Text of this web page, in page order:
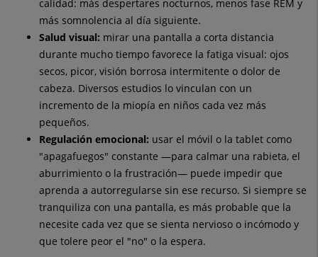
calidad: más despertares nocturnos, menos fase REM y
más somnolencia al día siguiente.
Salud visual: mirar una pantalla a corta distancia
durante mucho tiempo favorece la fatiga visual: ojos
secos, picor, visión borrosa intermitente o dolor de
cabeza. Diversos estudios lo vinculan con un
incremento de la miopía en niños cada vez más
pequeños.
Regulación emocional: usar el móvil o la tablet como
"apagafuegos" constante —para calmar una rabieta, el
aburrimiento o la frustración— puede impedir que
aprenda a autorregularse sin ese recurso. Si siempre se
tranquiliza con una pantalla, es más probable que la
necesite cada vez que se sienta nervioso o incómodo y
que tolere peor el "no" o la espera.